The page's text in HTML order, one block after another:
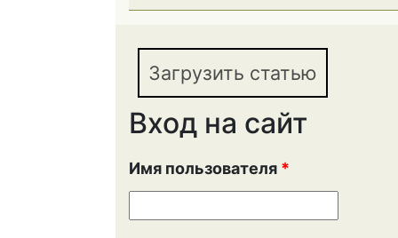
Загрузить статью
Вход на сайт
Имя пользователя *